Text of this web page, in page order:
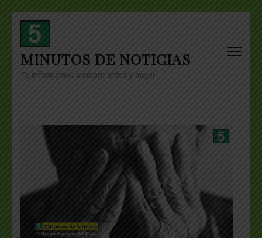
Skip
content
(Press
Enter)
MINUTOS DE NOTICIAS
Te informamos siempre antes y mejor